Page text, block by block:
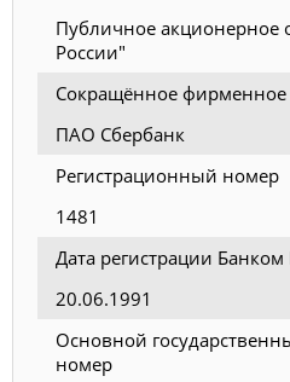
Публичное акционерное
России"
Сокращённое
ПАО Сбербанк
Регистрационный номер
1481
Дата регистрации Банком
20.06.1991
Основной
номер